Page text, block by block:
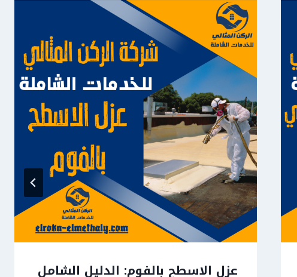
عزل الاسطح بالفوم: الدليل الشامل